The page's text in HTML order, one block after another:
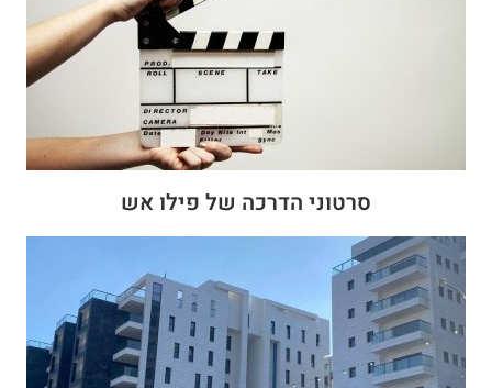
סרטוני הדרכה של פילו אש